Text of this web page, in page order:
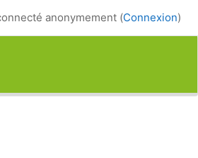
anonymement (Connexion)